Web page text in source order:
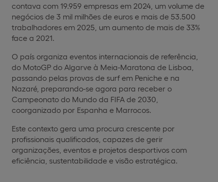
contava com 19.959 empresas em 2024, um volume de
negócios de 3 mil milhões de euros e mais de 53.500
trabalhadores em 2025, um aumento de mais de 33%
face a 2021.
O país organiza eventos internacionais de referência,
do MotoGP do Algarve à Meia-Maratona de Lisboa,
passando pelas provas de surf em Peniche e na
Nazaré, preparando-se agora para receber o
Campeonato do Mundo da FIFA de 2030,
coorganizado por Espanha e Marrocos.
Este contexto gera uma procura crescente por
profissionais qualificados, capazes de gerir
organizações, eventos e projetos desportivos com
eficiência, sustentabilidade e visão estratégica.